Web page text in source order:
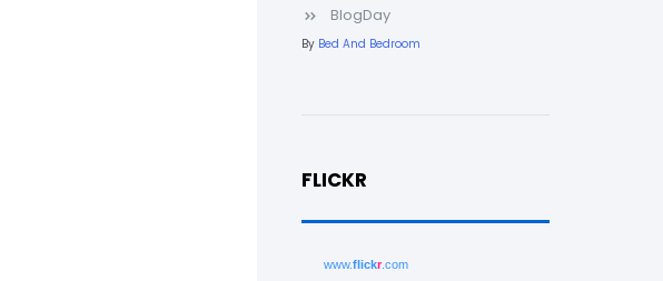
BlogDay
By Bed And Bedroom
FLICKR
www.flickr .com